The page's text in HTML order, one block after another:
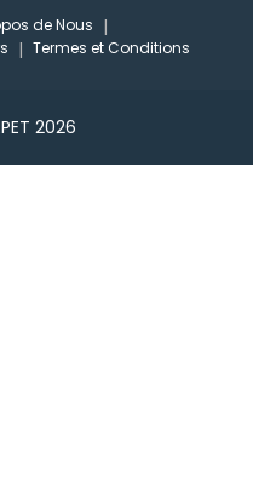
de Nous
Termes et Conditions
2026